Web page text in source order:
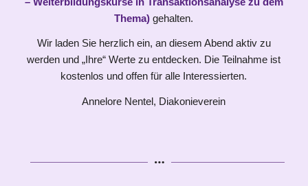
Thema)gehalten.
Wir laden Sie herzlich ein, an diesem Abend aktiv zu
werden und „Ihre“ Werte zu entdecken. Die Teilnahme ist
kostenlos und offen für alle Interessierten.
Annelore Nentel, Diakonieverein